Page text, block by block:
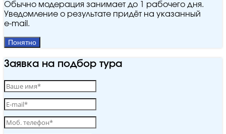
Обычно модерация занимает до 1 рабочего дня.
Уведомление о результате придёт на указанный
e‑mail.
Понятно
Заявка на подбор тура